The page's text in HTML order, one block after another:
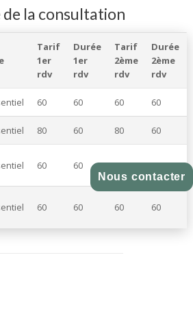
la consultation
Tarif
1er
rdv
Durée
1er
rdv
Tarif
2ème
rdv
Durée
2ème
rdv
60 60 60 60
80 60 80 60
60 60 60 60
60 60 60 60
Nous contacter